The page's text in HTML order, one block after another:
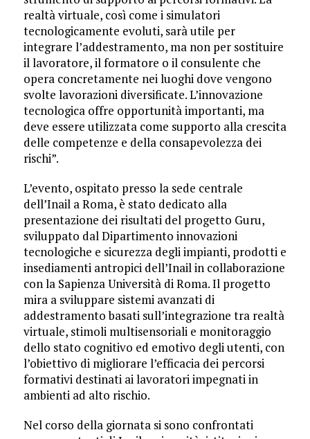
realtà virtuale, così come i simulatori
tecnologicamente evoluti, sarà utile per
integrare l’addestramento, ma non per sostituire
il lavoratore, il formatore o il consulente che
opera concretamente nei luoghi dove vengono
svolte lavorazioni diversificate. L’innovazione
tecnologica offre opportunità importanti, ma
deve essere utilizzata come supporto alla crescita
delle competenze e della consapevolezza dei
rischi”.
L’evento, ospitato presso la sede centrale
dell’Inail a Roma, è stato dedicato alla
presentazione dei risultati del progetto Guru,
sviluppato dal Dipartimento innovazioni
tecnologiche e sicurezza degli impianti, prodotti e
insediamenti antropici dell’Inail in collaborazione
con la Sapienza Università di Roma. Il progetto
mira a sviluppare sistemi avanzati di
addestramento basati sull’integrazione tra realtà
virtuale, stimoli multisensoriali e monitoraggio
dello stato cognitivo ed emotivo degli utenti, con
l’obiettivo di migliorare l’efficacia dei percorsi
formativi destinati ai lavoratori impegnati in
ambienti ad alto rischio.
Nel corso della giornata si sono confrontati